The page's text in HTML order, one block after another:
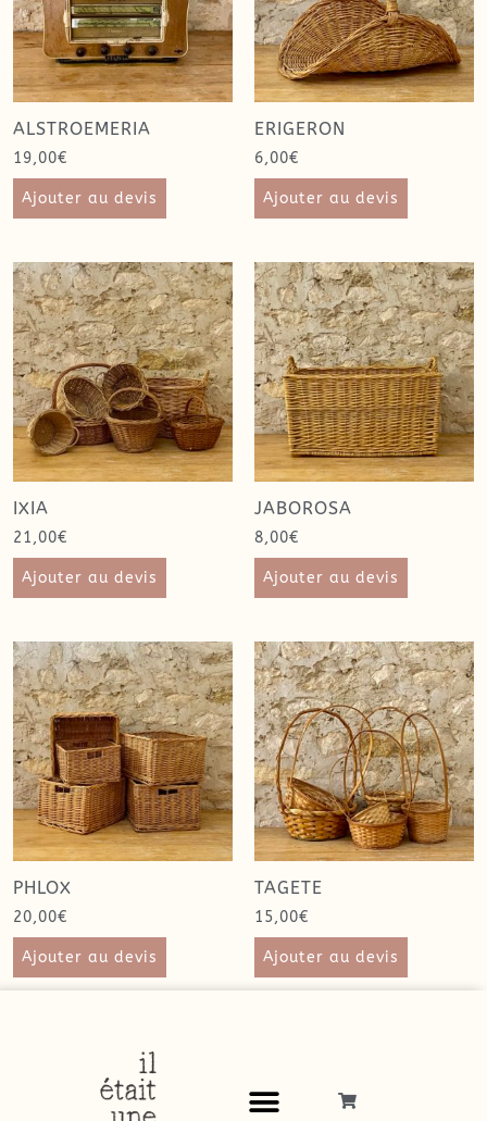
ALSTROEMERIA
19,00€
Ajouter au devis
ERIGERON
6,00€
Ajouter au devis
IXIA
21,00€
Ajouter au devis
JABOROSA
8,00€
Ajouter au devis
PHLOX
20,00€
Ajouter au devis
TAGETE
15,00€
Ajouter au devis